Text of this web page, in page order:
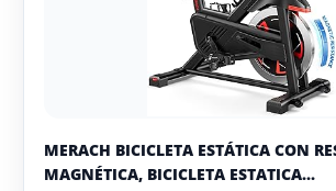
MERACH BICICLETA ESTÁTICA CON
MAGNÉTICA, BICICLETA ESTATICA...